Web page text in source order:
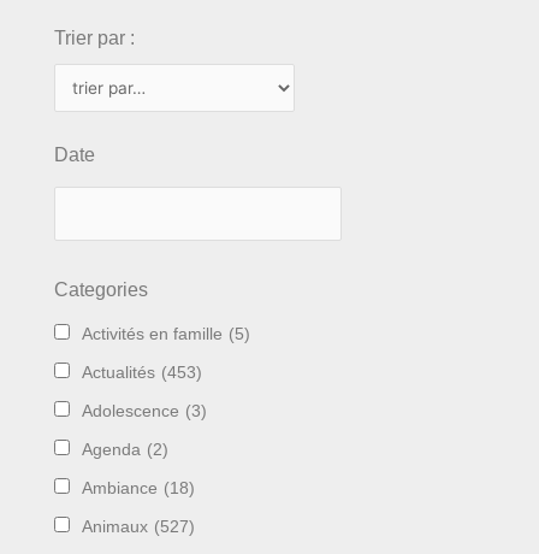
Trier par :
Date
Categories
Activités en famille (5)
Actualités (453)
Adolescence (3)
Agenda (2)
Ambiance (18)
Animaux (527)